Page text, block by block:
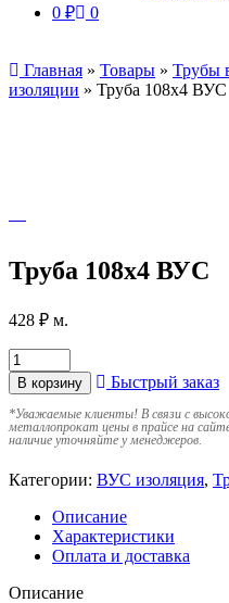
0 ₽ 0
Главная » Товары » Трубы
изоляции » Труба 108х4 ВУС
Труба 108х4 ВУС
428 ₽ м.
В корзину Быстрый заказ
*Уважаемые клиенты! В связи с
металлопрокат цены в прайсе на
наличие уточняйте у менеджеров.
Категории: ВУС изоляция,
Описание
Характеристики
Оплата и доставка
Описание